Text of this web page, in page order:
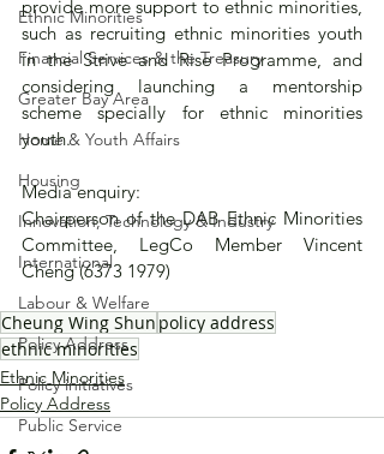
Ethnic Minorities
Financial Services & the Treasury
Greater Bay Area
Home & Youth Affairs
Housing
Innovation, Technology & Industry
International
Labour & Welfare
Policy Address
Policy initiatives
Public Service
provide more support to ethnic minorities,
such as recruiting ethnic minorities youth
in the Strive and Rise Programme, and
considering launching a mentorship
scheme specially for ethnic minorities
youth.
Media enquiry:
Chairperson of the DAB Ethnic Minorities
Committee, LegCo Member Vincent
Cheng (6373 1979)
Cheung Wing Shun policy address
ethnic minorities
Ethnic Minorities
Policy Address